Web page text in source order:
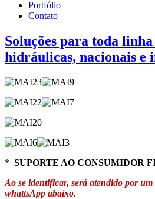
Portfólio
Contato
Soluções para toda
hidráulicas, nacionais e
* SUPORTE AO CONSUMIDOR
Ao se identificar, será atendido por
whattsApp abaixo.